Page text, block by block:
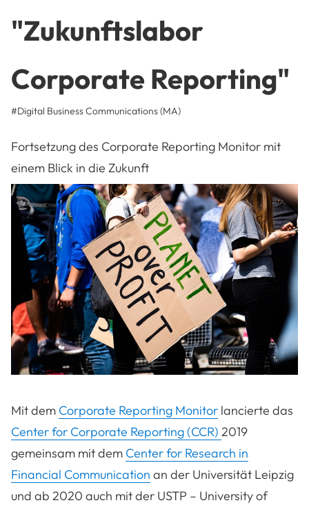
"Zukunftslabor
Corporate Reporting"
#Digital Business Communications (MA)
Fortsetzung des Corporate Reporting Monitor mit
einem Blick in die Zukunft
Mit dem Corporate Reporting Monitor lancierte das
Center for Corporate Reporting (CCR) 2019
gemeinsam mit dem Center for Research in
Financial Communication an der Universität Leipzig
und ab 2020 auch mit der USTP – University of